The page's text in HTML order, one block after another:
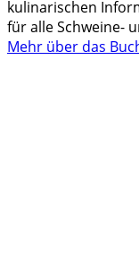
kulinarischen
für alle Schweine-
Mehr über das